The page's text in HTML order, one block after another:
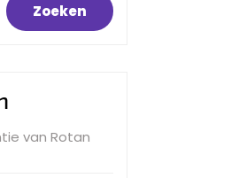
Zoeken
van Rotan